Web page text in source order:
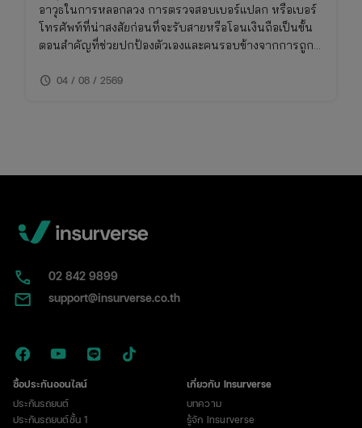
อาวุธในการหลอกลวง การตรวจสอบเบอร์แปลก หรือเบอร์
โทรศัพท์ที่น่าสงสัยก่อนที่จะรับสายหรือโอนเงินถือเป็นขั้น
ตอนสำคัญที่ช่วยปกป้องตัวเองและคนรอบข้างจากการถูก
ต้องและใช้เครื่องมือที่เหมาะสม บทความนี้จึงรวบรวมวิธี
schedule 04 / 08 / 2569
02​ 842 9899
support@insurverse.co.th
ซื้อประกันออนไลน์
ประกันรถยนต์
ประกันรถยนต์ชั้น 1
เกี่ยวกับ Insurverse
บทความ
รู้จัก Insurverse